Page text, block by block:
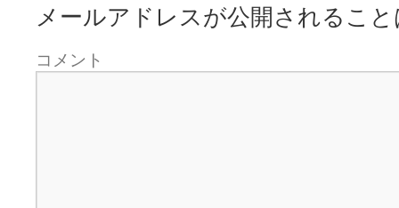
メールアドレスが公開されるこ
コメント